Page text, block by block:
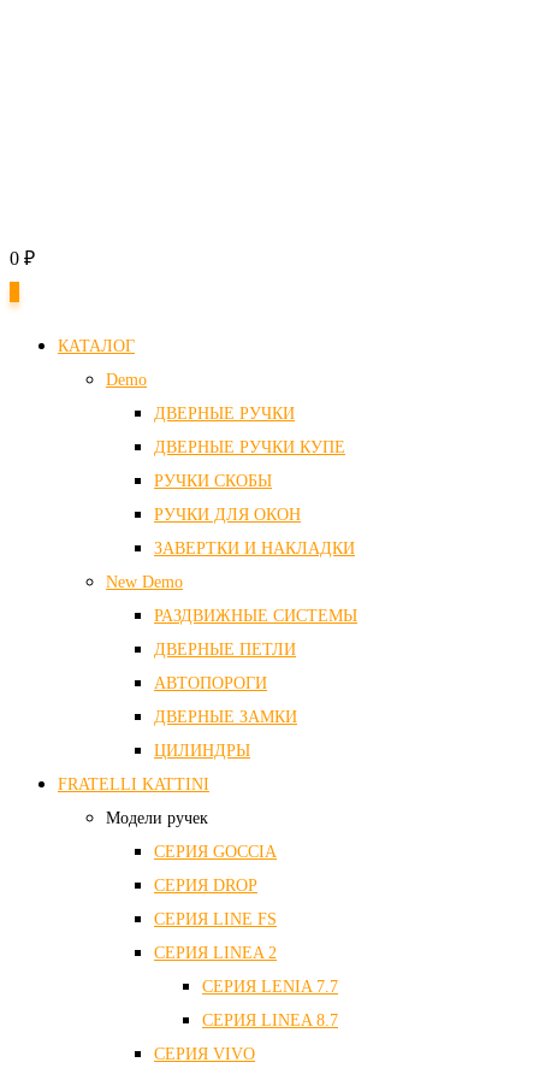
0 ₽
КАТАЛОГ
Demo
ДВЕРНЫЕ РУЧКИ
ДВЕРНЫЕ РУЧКИ КУПЕ
РУЧКИ СКОБЫ
РУЧКИ ДЛЯ ОКОН
ЗАВЕРТКИ И НАКЛАДКИ
New Demo
РАЗДВИЖНЫЕ СИСТЕМЫ
ДВЕРНЫЕ ПЕТЛИ
АВТОПОРОГИ
ДВЕРНЫЕ ЗАМКИ
ЦИЛИНДРЫ
FRATELLI KATTINI
Модели ручек
СЕРИЯ GOCCIA
СЕРИЯ DROP
СЕРИЯ LINE FS
СЕРИЯ LINEA 2
СЕРИЯ LENIA 7.7
СЕРИЯ LINEA 8.7
СЕРИЯ VIVO